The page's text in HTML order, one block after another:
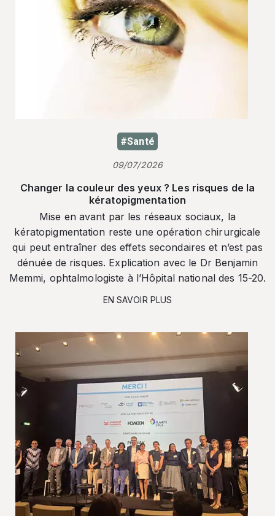
#Santé
09/07/2026
Changer la couleur des yeux ? Les risques de la
kératopigmentation
Mise en avant par les réseaux sociaux, la
kératopigmentation reste une opération chirurgicale
qui peut entraîner des effets secondaires et n’est pas
dénuée de risques. Explication avec le Dr Benjamin
Memmi, ophtalmologiste à l’Hôpital national des 15-20.
EN SAVOIR PLUS